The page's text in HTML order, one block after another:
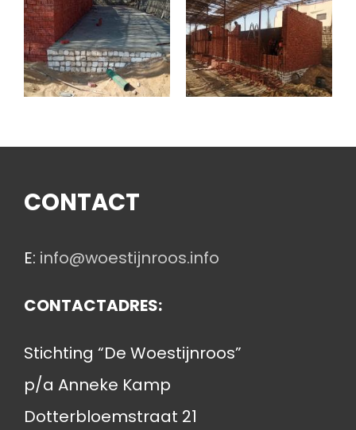
CONTACT
E: info@woestijnroos.info
CONTACTADRES:
Stichting “De Woestijnroos”
p/a Anneke Kamp
Dotterbloemstraat 21